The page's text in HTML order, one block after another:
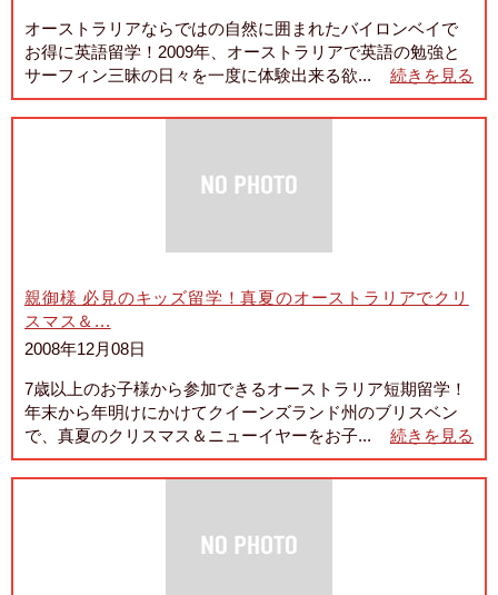
オーストラリアならではの自然に囲まれたバイロンベイで
お得に英語留学！2009年、オーストラリアで英語の勉強と
サーフィン三昧の日々を一度に体験出来る欲...
続きを見る
親御様 必見のキッズ留学！真夏のオーストラリアでクリ
スマス＆...
2008年12月08日
7歳以上のお子様から参加できるオーストラリア短期留学！
年末から年明けにかけてクイーンズランド州のブリスベン
で、真夏のクリスマス＆ニューイヤーをお子...
続きを見る